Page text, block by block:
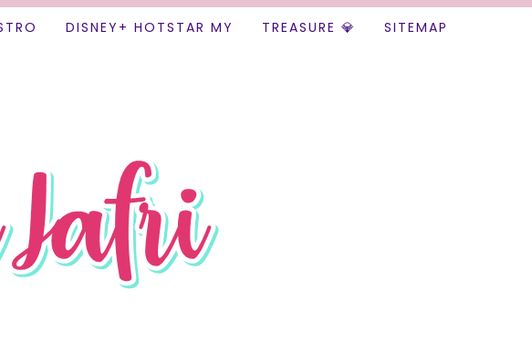
DISNEY+ HOTSTAR MY TREASURE 💎 SITEMAP